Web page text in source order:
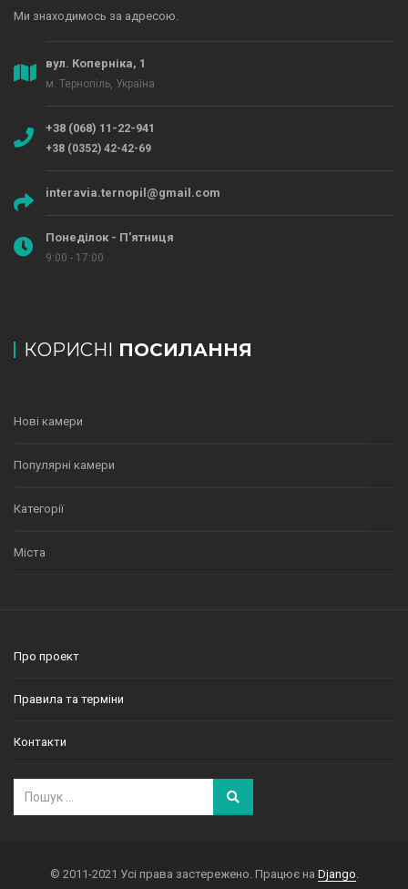
Ми знаходимось за адресою.
вул. Коперніка, 1
м. Тернопіль, Україна
+38 (068) 11-22-941
+38 (0352) 42-42-69
interavia.ternopil@gmail.com
Понеділок - П'ятниця
9:00 - 17:00
КОРИСНІ ПОСИЛАННЯ
Нові камери
Популярні камери
Категорії
Міста
Про проект
Правила та терміни
Контакти
© 2011-2021 Усі права застережено. Працює на Django.